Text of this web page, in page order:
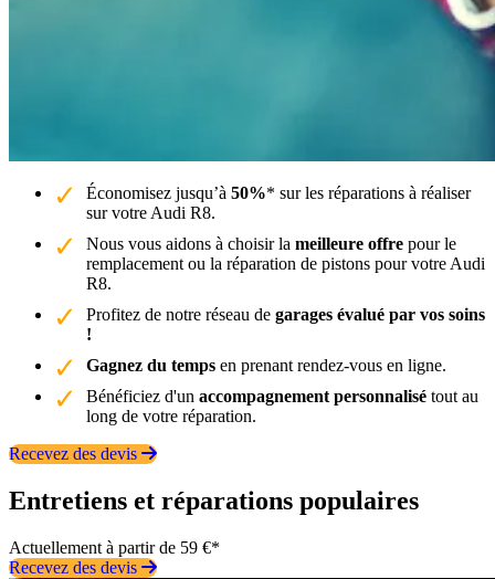
Économisez jusqu’à 50%* sur les réparations à réaliser
sur votre Audi R8.
Nous vous aidons à choisir la meilleure offre pour le
remplacement ou la réparation de pistons pour votre Audi
R8.
Profitez de notre réseau de garages évalué par vos soins
!
Gagnez du temps en prenant rendez-vous en ligne.
Bénéficiez d'un accompagnement personnalisé tout au
long de votre réparation.
Recevez des devis
Entretiens et réparations populaires
Actuellement à partir de 59 €*
Recevez des devis